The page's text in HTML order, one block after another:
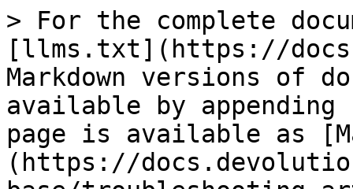
> For the complete
[llms.txt](https://
Markdown versions of
available by
page is available as
(https://